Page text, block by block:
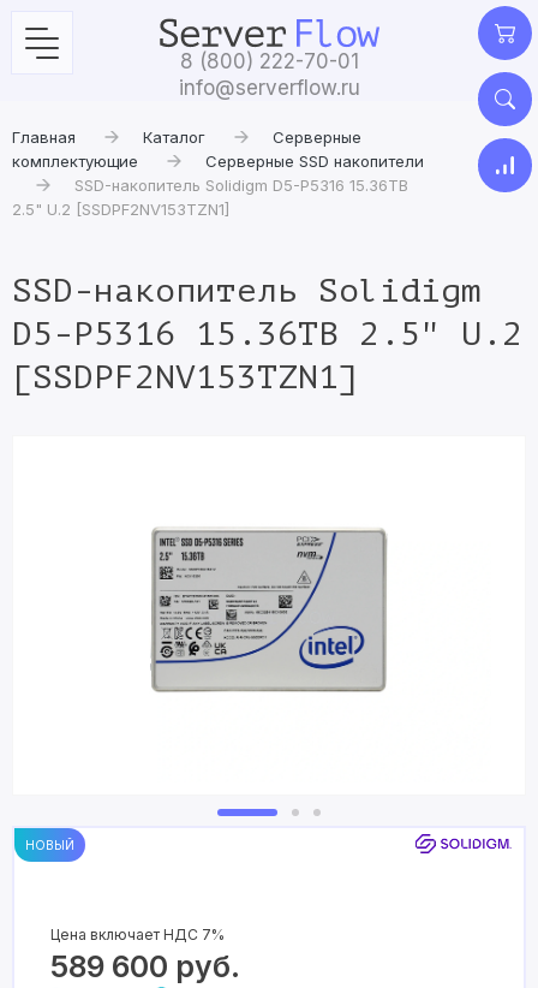
8 (800) 222-70-01
info@serverflow.ru
Главная Каталог
Серверные
комплектующие
Серверные SSD накопители
SSD-накопитель Solidigm D5-P5316 15.36TB
2.5" U.2 [SSDPF2NV153TZN1]
SSD-накопитель Solidigm
D5-P5316 15.36TB 2.5" U.2
[SSDPF2NV153TZN1]
НОВЫЙ
Цена включает НДС 7%
589 600 руб.